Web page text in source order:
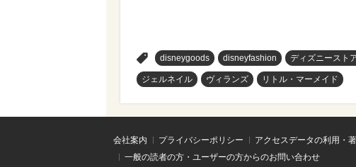
disneygoods disneyfashion ディズニースト
ジェルネイル ヴィランズ リトル・マーメイド
会社案内 プライバシーポリシー アクセスデータの利用・
一般の読者の方・ユーザーの方からのお問い合わせ